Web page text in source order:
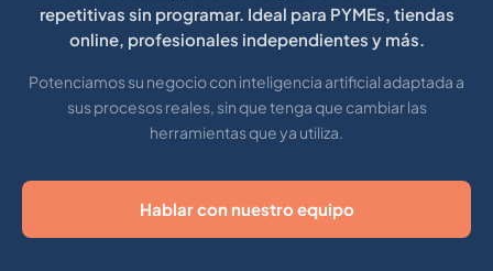
repetitivas sin programar. Ideal para PYMEs, tiendas
online, profesionales independientes y más.
Potenciamos su negocio con inteligencia artificial adaptada a
sus procesos reales, sin que tenga que cambiar las
herramientas que ya utiliza.
Hablar con nuestro equipo